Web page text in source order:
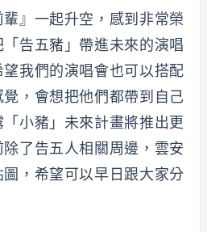
』一起升空，感到非常榮
告五豬」帶進未來的演唱
我們的演唱會也可以搭配
，會想把他們都帶到自己
小豬」未來計畫將推出更
了告五人相關周邊，雲安
，希望可以早日跟大家分